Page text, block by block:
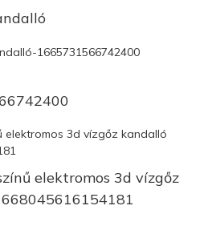
elektromos 3d vízgőz